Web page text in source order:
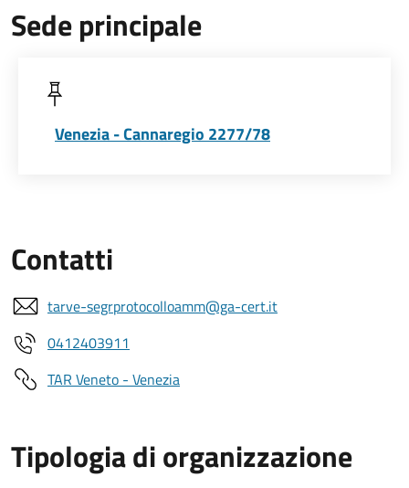
Sede principale
Venezia - Cannaregio 2277/78
Contatti
tarve-segrprotocolloamm@ga-cert.it
0412403911
TAR Veneto - Venezia
Tipologia di organizzazione